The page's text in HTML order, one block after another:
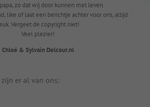
zo dat wij door kunnen met leven.
like of laat een berichtje achter voor ons, altijd
Vergeet de copyright niet!
Veel plezier!
Chloé & Sylvain Delcour.nl
er al van ons: